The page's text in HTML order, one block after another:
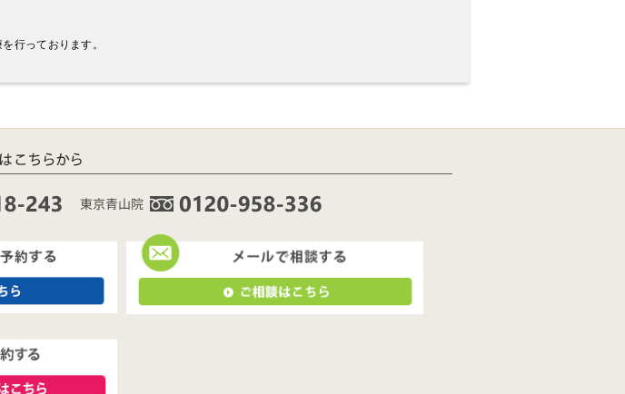
行っております。